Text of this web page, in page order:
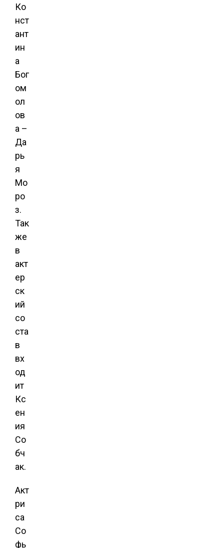
Ко
нст
ант
ин
а
Бог
ом
ол
ов
а –
Да
рь
я
Мо
ро
з.
Так
же
в
акт
ер
ск
ий
со
ста
в
вх
од
ит
Кс
ен
ия
Со
бч
ак.
Акт
ри
са
Со
фь